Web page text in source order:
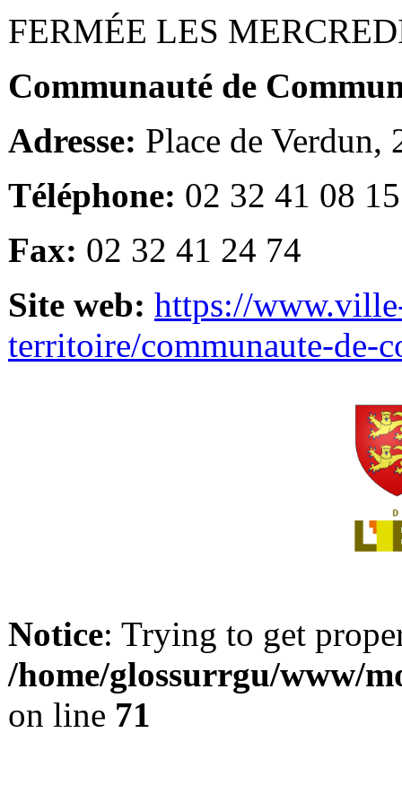
FERMÉE LES
Communauté de
Adresse: Place de Verdun,
Téléphone: 02 32 41 08 15
Fax: 02 32 41 24 74
Site web: https://
territoire/communaute-de-
Notice: Trying to get
/home/glossurrgu/www/
on line 71